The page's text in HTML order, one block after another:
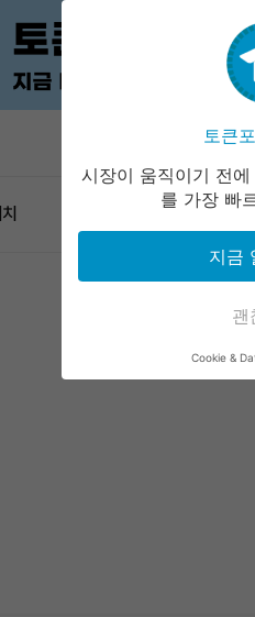
라운지
토큰
시장이 움직이기 전
를 가장 빠
지금
괜
Cookie &